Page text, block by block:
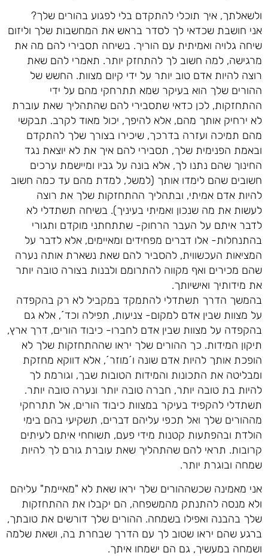
ולשאלתך, איך תוכלי להתקדם בלי לפגוע בהורים שלך?
אני חושבת שכדאי לך לסדר בראש את המחשבות שלך וליזום
שיחה גלויה ואמיתית עם הוריך. בשיחה תסבירי להם מה את
מרגישה, למה חשוב לך להתחזק יותר. תאמרי להם שאת
רוצה להיות אדם טוב יותר על ידי קיום מצוות. החשש של
ההורים שלך הוא בעיקר שמא תתרחקי מהם על ידי
ההתחזקות, לכן כדאי שתסבירי להם שהתהליך שאת עוברת
לא ירחיק אותך מהם, אלא להיפך, יכול מאוד לקרב. תבקשי
מהם תמיכה ועזרה בדרכך, שיכירו בצורך שלך להתקדם
ובאמת הפנימית שלך, תסבירי להם איך את לא יוצאת נגד
החינוך שהם נתנו לך, אלא בונה על גביו ומיישמת ערכים
חשובים שהם לימדו אותך (למשל, למדת מהם עד כמה חשוב
להיות אדם אמיתי, ובתהליך ההתחזקות שלך את רוצה
לעשות את מה שנכון ואמיתי בעיניך). בשיחה תשתדלי לא
לדבר איתם על העבר הרחוק- שתתחתני מוקדם ותגורי
בהתנחלות- אלו דברים מפחידים ומאיימים, אלא לדבר על
המציאות העכשווית, להסביר להם שאת נשארת אותה נערה
שהם מכירים ואף מקווה להתרומם ולבנות בצורה טובה יותר
את מידותיך ואישיותך.
בהמשך הדרך תשתדלי להתמקד במקביל לא רק בהקפדה
על מצוות שבין אדם למקום- צניעות, תפילה וכד´, אלא גם
בהקפדה על מצוות שבין אדם לחברו- כיבוד הורים, דרך ארץ,
תיקון המידות. כך ההורים שלך יראו שההתחזקות שלך לא
הופכת אותך להיות אדם שונה ו´מוזר´, אלא דווקא מחזקת
ומבליטה את התכונות והמידות הטובות שבך, וגורמת לך
להיות בת טובה יותר, חברה טובה יותר ונערה טובה יותר.
תשתדלי להקפיד בעיקר במצוות כיבוד הורים, אל תתרחקי
מההורים שלך ואל תכפי עליהם דברים, תשקיעי בהם בימי
הולדת ובהפתעות קטנות מידי פעם, תשוחחי איתם לעיתים
קרובות. תראי להם שהתהליך שאת עוברת גורם לך להיות
שמחה ובוגרת יותר.
אני מאמינה שכשההורים שלך יראו שאת לא "מאיימת" עליהם
ולא מנסה להתנתק מהמשפחה, הם יקבלו את ההתחזקות
שלך בהבנה ואפילו בשמחה. ההורים שלך דורשים את טובתך,
ברגע שהם יראו שטוב לך עם הדרך שבחרת בה, ושאת שלמה
ושמחה במעשיך, גם הם ישמחו איתך.